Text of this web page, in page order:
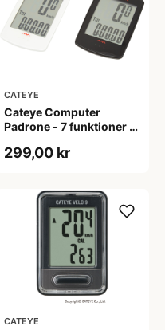
CATEYE
Cateye Computer
Padrone - 7 funktioner -
display - Trådløs CC-
299,00 kr
CATEYE